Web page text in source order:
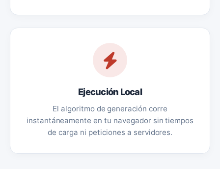
Ejecución Local
El algoritmo de generación corre
instantáneamente en tu navegador sin tiempos
de carga ni peticiones a servidores.